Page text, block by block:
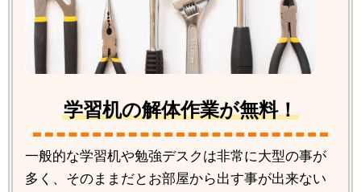
学習机の解体作業が無料！
一般的な学習机や勉強デスクは非常に大型の事が
多く、そのままだとお部屋から出す事が出来ない